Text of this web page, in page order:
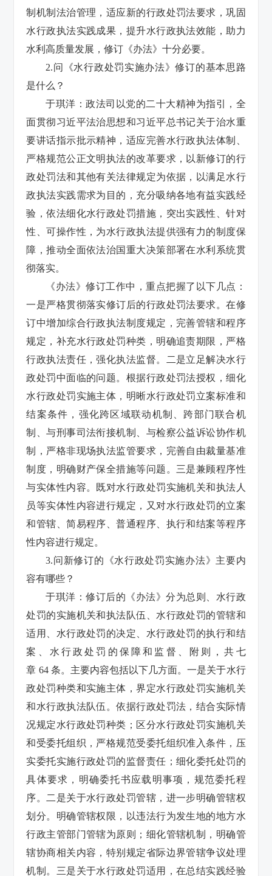
制机制法治管理，适应新的行政处罚法要求，巩固
水行政执法实践成果，提升水行政执法效能，助力
水利高质量发展，修订《办法》十分必要。
2.问《水行政处罚实施办法》修订的基本思路
是什么？
于琪洋：政法司以党的二十大精神为指引，全
面贯彻习近平法治思想和习近平总书记关于治水重
要讲话指示批示精神，适应完善水行政执法体制、
严格规范公正文明执法的改革要求，以新修订的行
政处罚法和其他有关法律规定为依据，以满足水行
政执法实践需求为目的，充分吸纳各地有益实践经
验，依法细化水行政处罚措施，突出实践性、针对
性、可操作性，为水行政执法提供强有力的制度保
障，推动全面依法治国重大决策部署在水利系统贯
彻落实。
《办法》修订工作中，重点把握了以下几点：
一是严格贯彻落实修订后的行政处罚法要求。在修
订中增加综合行政执法制度规定，完善管辖和程序
规定，补充水行政处罚种类，明确追责期限，严格
行政执法责任，强化执法监督。二是立足解决水行
政处罚中面临的问题。根据行政处罚法授权，细化
水行政处罚实施主体，明晰水行政处罚立案标准和
结案条件，强化跨区域联动机制、跨部门联合机
制、与刑事司法衔接机制、与检察公益诉讼协作机
制，严格非现场执法监管要求，完善自由裁量基准
制度，明确财产保全措施等问题。三是兼顾程序性
与实体性内容。既对水行政处罚实施机关和执法人
员等实体性内容进行规定，又对水行政处罚的立案
和管辖、简易程序、普通程序、执行和结案等程序
性内容进行规定。
3.问新修订的《水行政处罚实施办法》主要内
容有哪些？
于琪洋：修订后的《办法》分为总则、水行政
处罚的实施机关和执法队伍、水行政处罚的管辖和
适用、水行政处罚的决定、水行政处罚的执行和结
案、水行政处罚的保障和监督、附则，共七
章 64 条。主要内容包括以下几方面。一是关于水行
政处罚种类和实施主体，界定水行政处罚实施机关
和水行政执法队伍。依据行政处罚法，结合实际情
况规定水行政处罚种类；区分水行政处罚实施机关
和受委托组织，严格规范受委托组织准入条件，压
实委托实施行政处罚的监督责任；细化委托处罚的
具体要求，明确委托书应载明事项，规范委托程
序。二是关于水行政处罚管辖，进一步明确管辖权
划分。明确管辖权限，以违法行为发生地的地方水
行政主管部门管辖为原则；细化管辖机制，明确管
辖协商相关内容，特别规定省际边界管辖争议处理
机制。三是关于水行政处罚适用，在总结实践经验